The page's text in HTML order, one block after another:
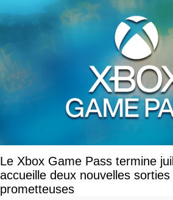
Le Xbox Game Pass termine
accueille deux nouvelles
prometteuses